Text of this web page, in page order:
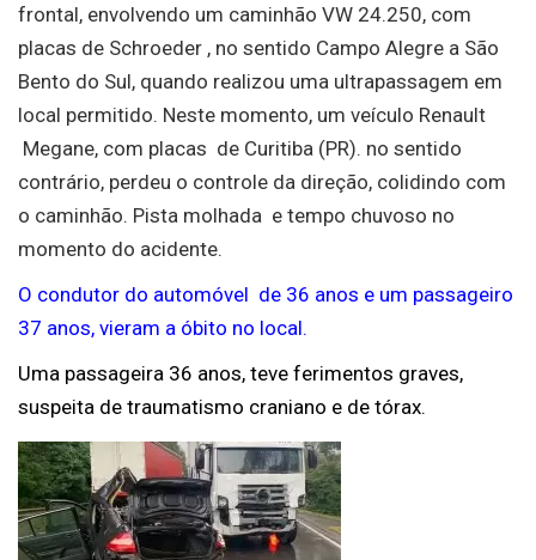
frontal, envolvendo um caminhão VW 24.250, com
placas de Schroeder , no sentido Campo Alegre a São
Bento do Sul, quando realizou uma ultrapassagem em
local permitido. Neste momento, um veículo Renault
Megane, com placas de Curitiba (PR). no sentido
contrário, perdeu o controle da direção, colidindo com
o caminhão. Pista molhada e tempo chuvoso no
momento do acidente.
O condutor do automóvel de 36 anos e um passageiro
37 anos, vieram a óbito no local.
Uma passageira 36 anos, teve ferimentos graves,
suspeita de traumatismo craniano e de tórax.